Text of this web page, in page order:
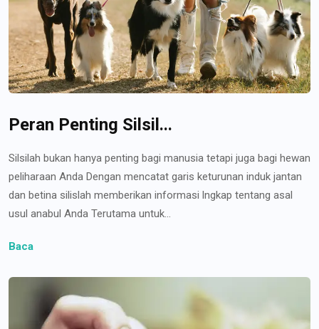
Peran Penting Silsil...
Silsilah bukan hanya penting bagi manusia tetapi juga bagi hewan
peliharaan Anda Dengan mencatat garis keturunan induk jantan
dan betina silislah memberikan informasi lngkap tentang asal
usul anabul Anda Terutama untuk...
Baca